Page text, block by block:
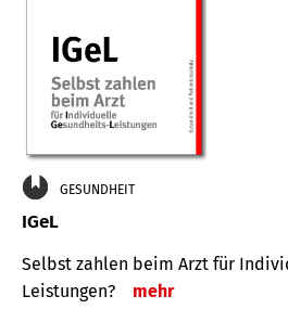
GESUNDHEIT
IGeL
Selbst zahlen beim Arzt für
Leis­tungen?
mehr